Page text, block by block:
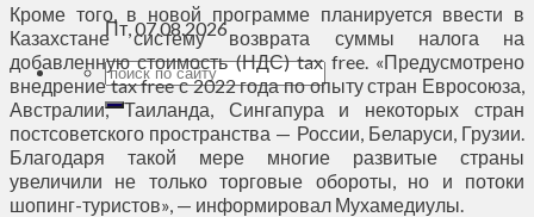
Пт, 07.08.2026
Кроме того, в новой программе планируется ввести в
Казахстане систему возврата суммы налога на
добавленную стоимость (НДС) tax free. «Предусмотрено
внедрение tax free с 2022 года по опыту стран Евросоюза,
Австралии, Таиланда, Сингапура и некоторых стран
постсоветского пространства — России, Беларуси, Грузии.
Благодаря такой мере многие развитые страны
увеличили не только торговые обороты, но и потоки
шопинг-туристов», — информировал Мухамедиулы.